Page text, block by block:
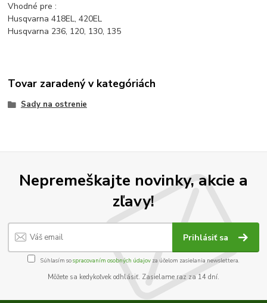
Vhodné pre :
Husqvarna 418EL, 420EL
Husqvarna 236, 120, 130, 135
Tovar zaradený v kategóriách
Sady na ostrenie
Nepremeškajte novinky, akcie a
zľavy!
Prihlásiť sa
Súhlasím sospracovaním osobných údajov za účelom zasielania newslettera.
Môžete sa kedykoľvek odhlásiť. Zasielame raz za 14 dní.